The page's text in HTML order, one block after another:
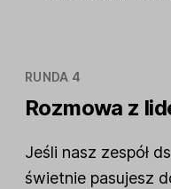
RUNDA 4
Rozmowa z
Jeśli nasz zespół
świetnie pasujesz